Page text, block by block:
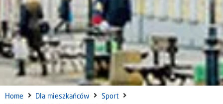
Home Dla mieszkańców
Sport